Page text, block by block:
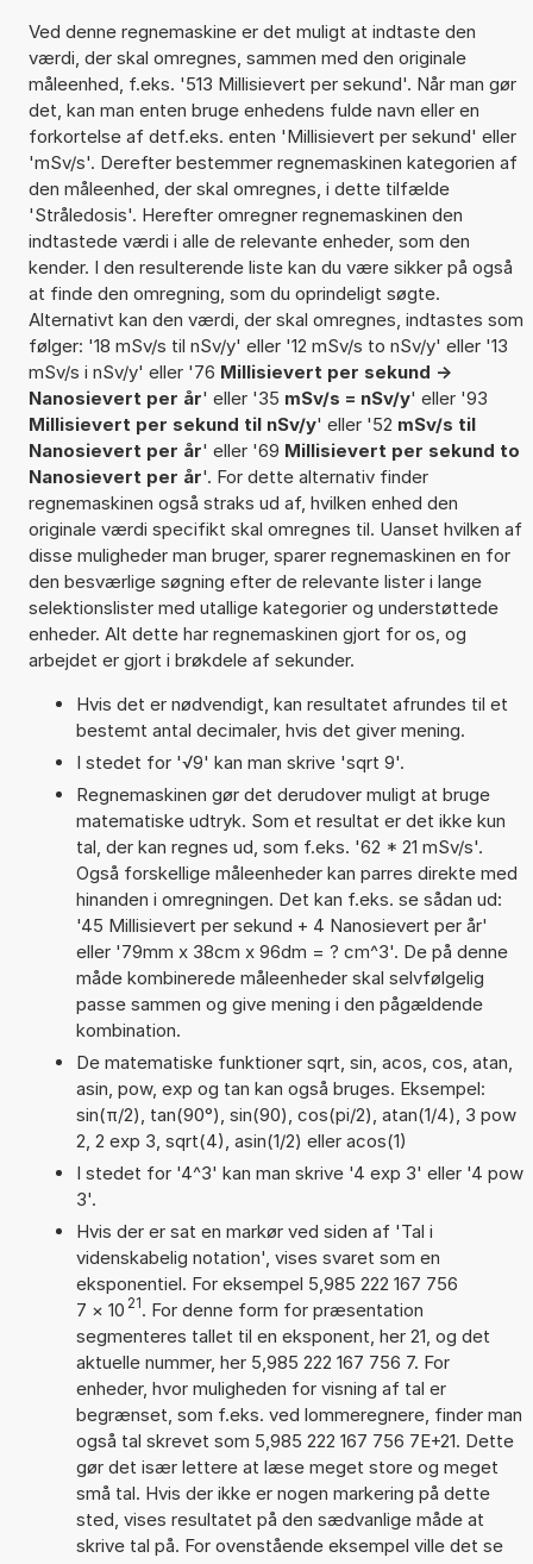
Ved denne regnemaskine er det muligt at indtaste den
værdi, der skal omregnes, sammen med den originale
måleenhed, f.eks. '513 Millisievert per sekund'. Når man gør
det, kan man enten bruge enhedens fulde navn eller en
forkortelse af detf.eks. enten 'Millisievert per sekund' eller
'mSv/s'. Derefter bestemmer regnemaskinen kategorien af
den måleenhed, der skal omregnes, i dette tilfælde
'Stråledosis'. Herefter omregner regnemaskinen den
indtastede værdi i alle de relevante enheder, som den
kender. I den resulterende liste kan du være sikker på også
at finde den omregning, som du oprindeligt søgte.
Alternativt kan den værdi, der skal omregnes, indtastes som
følger: '18 mSv/s til nSv/y' eller '12 mSv/s to nSv/y' eller '13
mSv/s i nSv/y' eller '76 Millisievert per sekund ->
Nanosievert per år' eller '35 mSv/s = nSv/y' eller '93
Millisievert per sekund til nSv/y' eller '52 mSv/s til
Nanosievert per år' eller '69 Millisievert per sekund to
Nanosievert per år'. For dette alternativ finder
regnemaskinen også straks ud af, hvilken enhed den
originale værdi specifikt skal omregnes til. Uanset hvilken af
disse muligheder man bruger, sparer regnemaskinen en for
den besværlige søgning efter de relevante lister i lange
selektionslister med utallige kategorier og understøttede
enheder. Alt dette har regnemaskinen gjort for os, og
arbejdet er gjort i brøkdele af sekunder.
Hvis det er nødvendigt, kan resultatet afrundes til et
bestemt antal decimaler, hvis det giver mening.
I stedet for '√9' kan man skrive 'sqrt 9'.
Regnemaskinen gør det derudover muligt at bruge
matematiske udtryk. Som et resultat er det ikke kun
tal, der kan regnes ud, som f.eks. '62 * 21 mSv/s'.
Også forskellige måleenheder kan parres direkte med
hinanden i omregningen. Det kan f.eks. se sådan ud:
'45 Millisievert per sekund + 4 Nanosievert per år'
eller '79mm x 38cm x 96dm = ? cm^3'. De på denne
måde kombinerede måleenheder skal selvfølgelig
passe sammen og give mening i den pågældende
kombination.
De matematiske funktioner sqrt, sin, acos, cos, atan,
asin, pow, exp og tan kan også bruges. Eksempel:
sin(π/2), tan(90°), sin(90), cos(pi/2), atan(1/4), 3 pow
2, 2 exp 3, sqrt(4), asin(1/2) eller acos(1)
I stedet for '4^3' kan man skrive '4 exp 3' eller '4 pow
3'.
Hvis der er sat en markør ved siden af 'Tal i
videnskabelig notation', vises svaret som en
eksponentiel. For eksempel 5,985 222 167 756
7 × 10 21. For denne form for præsentation
segmenteres tallet til en eksponent, her 21, og det
aktuelle nummer, her 5,985 222 167 756 7. For
enheder, hvor muligheden for visning af tal er
begrænset, som f.eks. ved lommeregnere, finder man
også tal skrevet som 5,985 222 167 756 7E+21. Dette
gør det især lettere at læse meget store og meget
små tal. Hvis der ikke er nogen markering på dette
sted, vises resultatet på den sædvanlige måde at
skrive tal på. For ovenstående eksempel ville det se